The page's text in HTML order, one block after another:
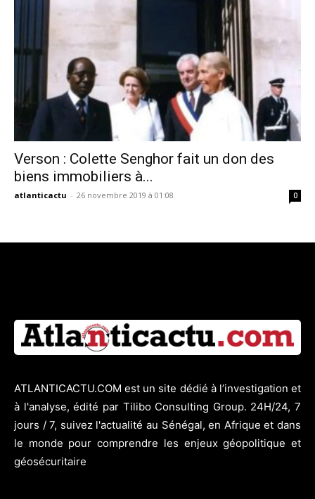
Verson : Colette Senghor fait un don des
biens immobiliers à...
atlanticactu - 26 novembre 2019 à 01:08 0
ATLANTICACTU.COM est un site dédié à l’investigation et
à l'analyse, édité par Tilibo Consulting Group. 24H/24, 7
jours / 7, suivez l'actualité au Sénégal, en Afrique et dans
le monde pour comprendre les enjeux géopolitique et
géosécuritaire